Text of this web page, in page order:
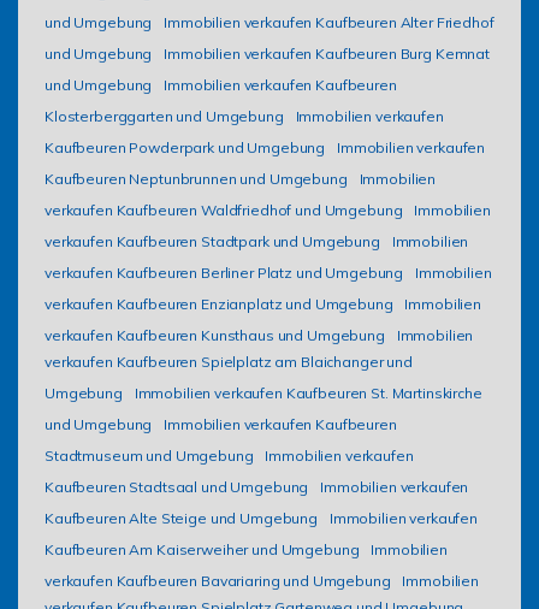
und Umgebung
Immobilien verkaufen Kaufbeuren Alter Friedhof
und Umgebung
Immobilien verkaufen Kaufbeuren Burg Kemnat
und Umgebung
Immobilien verkaufen Kaufbeuren
Klosterberggarten und Umgebung
Immobilien verkaufen
Kaufbeuren Powderpark und Umgebung
Immobilien verkaufen
Kaufbeuren Neptunbrunnen und Umgebung
Immobilien
verkaufen Kaufbeuren Waldfriedhof und Umgebung
Immobilien
verkaufen Kaufbeuren Stadtpark und Umgebung
Immobilien
verkaufen Kaufbeuren Berliner Platz und Umgebung
Immobilien
verkaufen Kaufbeuren Enzianplatz und Umgebung
Immobilien
verkaufen Kaufbeuren Kunsthaus und Umgebung
Immobilien
verkaufen Kaufbeuren Spielplatz am Blaichanger und
Umgebung
Immobilien verkaufen Kaufbeuren St. Martinskirche
und Umgebung
Immobilien verkaufen Kaufbeuren
Stadtmuseum und Umgebung
Immobilien verkaufen
Kaufbeuren Stadtsaal und Umgebung
Immobilien verkaufen
Kaufbeuren Alte Steige und Umgebung
Immobilien verkaufen
Kaufbeuren Am Kaiserweiher und Umgebung
Immobilien
verkaufen Kaufbeuren Bavariaring und Umgebung
Immobilien